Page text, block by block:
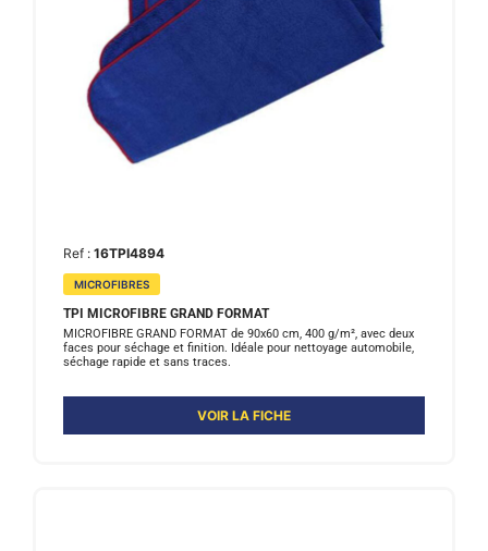
Ref : 16TPI4894
MICROFIBRES
TPI MICROFIBRE GRAND FORMAT
MICROFIBRE GRAND FORMAT de 90x60 cm, 400 g/m², avec deux
faces pour séchage et finition. Idéale pour nettoyage automobile,
séchage rapide et sans traces.
VOIR LA FICHE